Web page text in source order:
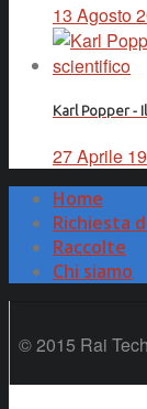
13 Agosto
Karl Popper -
27 Aprile
Home
Richiesta
Raccolte
Chi siamo
© 2015 Rai